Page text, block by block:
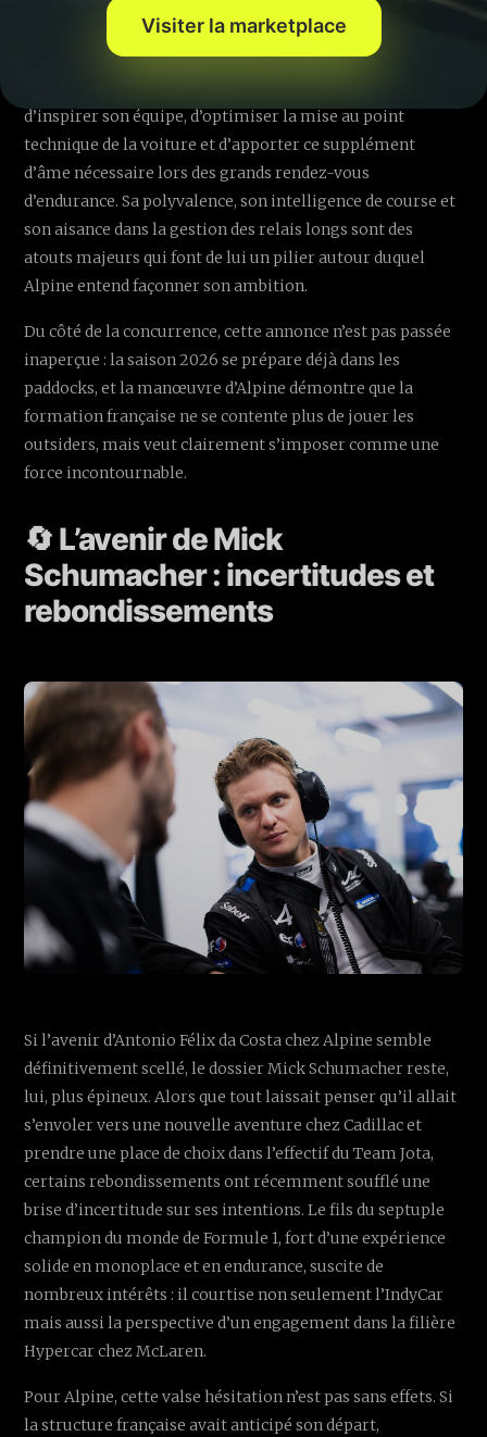
qu’en régularité.
Le recrutement du Portugais à la trentaine affirmée, c’est
d’inspirer son équipe, d’optimiser la mise au point
technique de la voiture et d’apporter ce supplément
d’âme nécessaire lors des grands rendez-vous
d’endurance. Sa polyvalence, son intelligence de course et
son aisance dans la gestion des relais longs sont des
atouts majeurs qui font de lui un pilier autour duquel
Alpine entend façonner son ambition.
Du côté de la concurrence, cette annonce n’est pas passée
inaperçue : la saison 2026 se prépare déjà dans les
paddocks, et la manœuvre d’Alpine démontre que la
formation française ne se contente plus de jouer les
outsiders, mais veut clairement s’imposer comme une
force incontournable.
🔄 L’avenir de Mick
Schumacher : incertitudes et
rebondissements
Si l’avenir d’Antonio Félix da Costa chez Alpine semble
définitivement scellé, le dossier Mick Schumacher reste,
lui, plus épineux. Alors que tout laissait penser qu’il allait
s’envoler vers une nouvelle aventure chez Cadillac et
prendre une place de choix dans l’effectif du Team Jota,
certains rebondissements ont récemment soufflé une
brise d’incertitude sur ses intentions. Le fils du septuple
champion du monde de Formule 1, fort d’une expérience
solide en monoplace et en endurance, suscite de
nombreux intérêts : il courtise non seulement l’IndyCar
mais aussi la perspective d’un engagement dans la filière
Hypercar chez McLaren.
Pour Alpine, cette valse hésitation n’est pas sans effets. Si
la structure française avait anticipé son départ,
Visiter la marketplace